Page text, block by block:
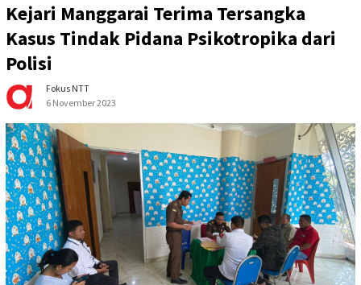
Kejari Manggarai Terima Tersangka
Kasus Tindak Pidana Psikotropika dari
Polisi
Fokus NTT
6 November 2023